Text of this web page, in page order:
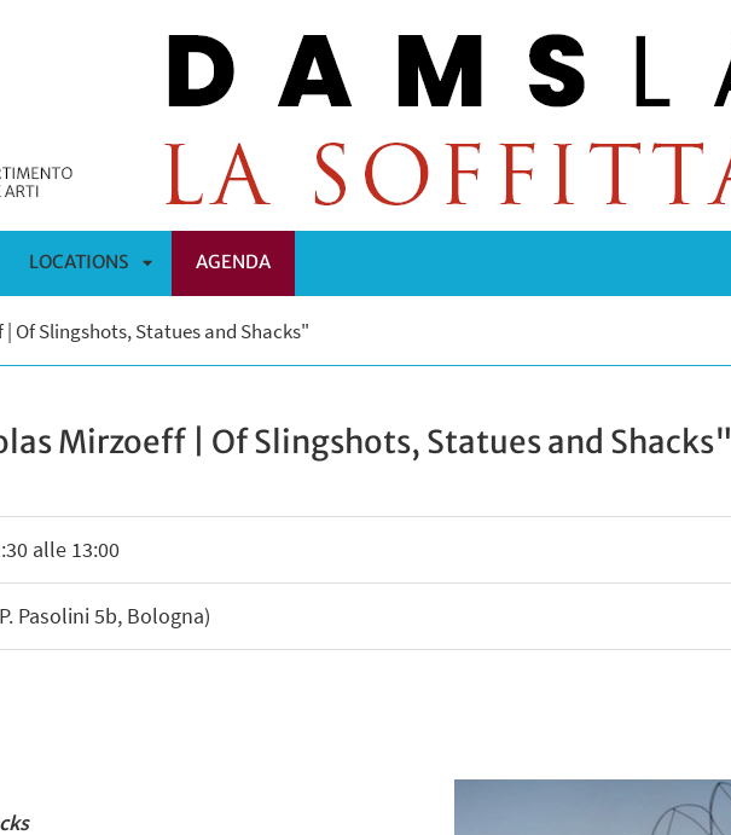
LOCATIONS
APRI
AGENDA
Of Slingshots, Statues and Shacks"
Mirzoeff | Of Slingshots, Statues and Shacks"
alle 13:00
Pasolini 5b, Bologna)